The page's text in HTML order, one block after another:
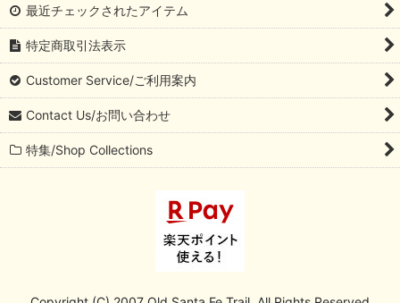
最近チェックされたアイテム
特定商取引法表示
Customer Service/ご利用案内
Contact Us/お問い合わせ
特集/Shop Collections